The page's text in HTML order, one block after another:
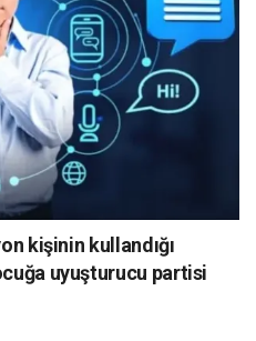
kişinin kullandığı
uyuşturucu partisi